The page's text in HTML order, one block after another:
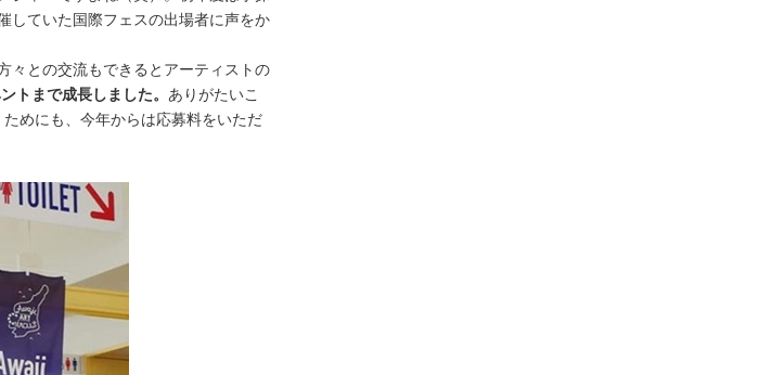
していた国際フェスの出場者に声をか
々との交流もできるとアーティストの
トまで成長しました。 ありがたいこ
めにも、今年からは応募料をいただ